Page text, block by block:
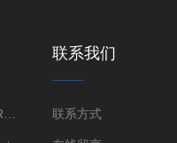
联系我们
联系方式